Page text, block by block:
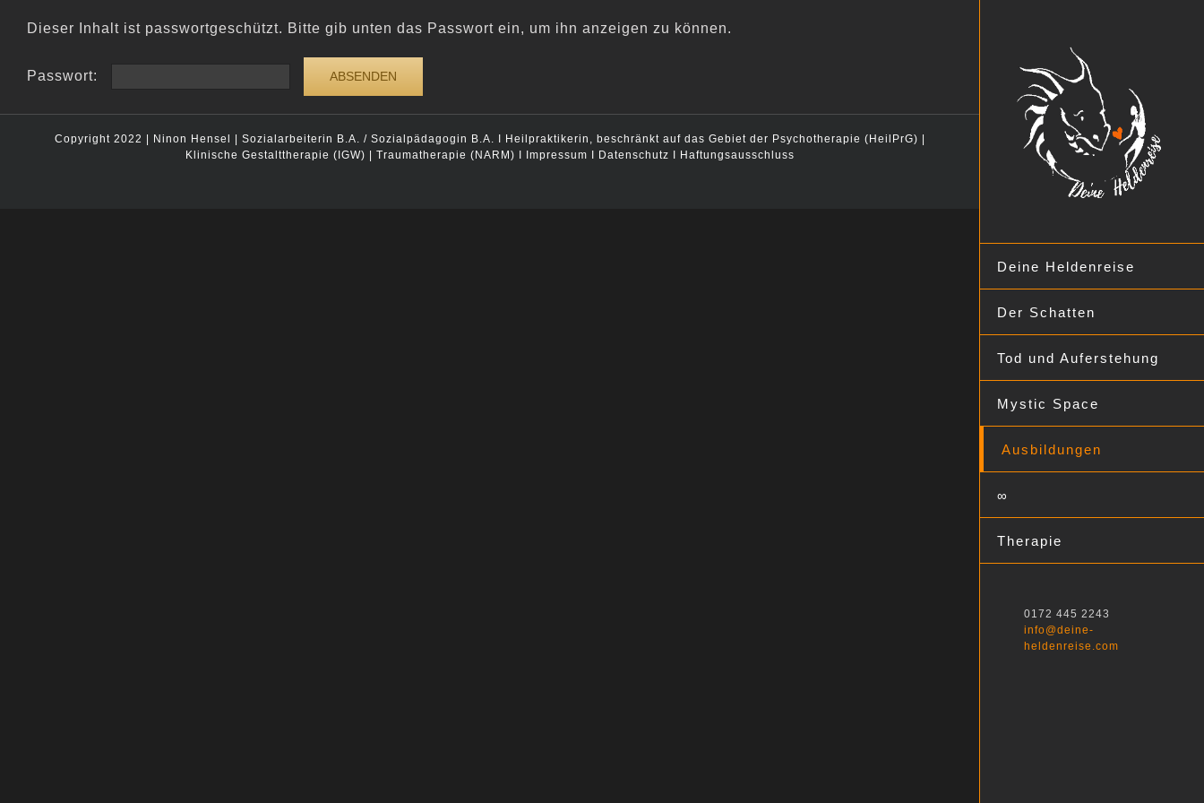
Inhalt
Deine Heldenreise
Der Schatten
Tod und Auferstehung
Mystic Space
Ausbildungen
∞
Therapie
0172 445 2243
info@deine-
heldenreise.com
Dieser Inhalt ist passwortgeschützt. Bitte gib unten das Passwort ein, um ihn anzeigen zu können.
Passwort:
Copyright 2022 | Ninon Hensel | Sozialarbeiterin B.A. / Sozialpädagogin B.A. I Heilpraktikerin, beschränkt auf das Gebiet der Psychotherapie (HeilPrG) |
Klinische Gestalttherapie (IGW) | Traumatherapie (NARM) I
Impressum I Datenschutz I Haftungsausschluss